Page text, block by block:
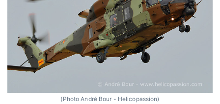
(Photo André Bour - Helicopassion)